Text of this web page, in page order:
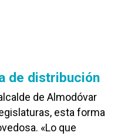
de distribución
de Almodóvar
esta forma
«Lo que